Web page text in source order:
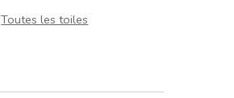
Toutes les toiles